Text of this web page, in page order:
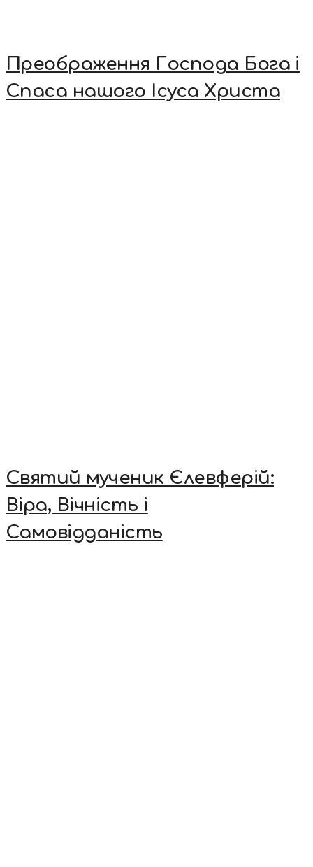
Преображення Господа Бога і
Спаса нашого Ісуса Христа
Святий мученик Єлевферій:
Віра, Вічність і
Самовідданість